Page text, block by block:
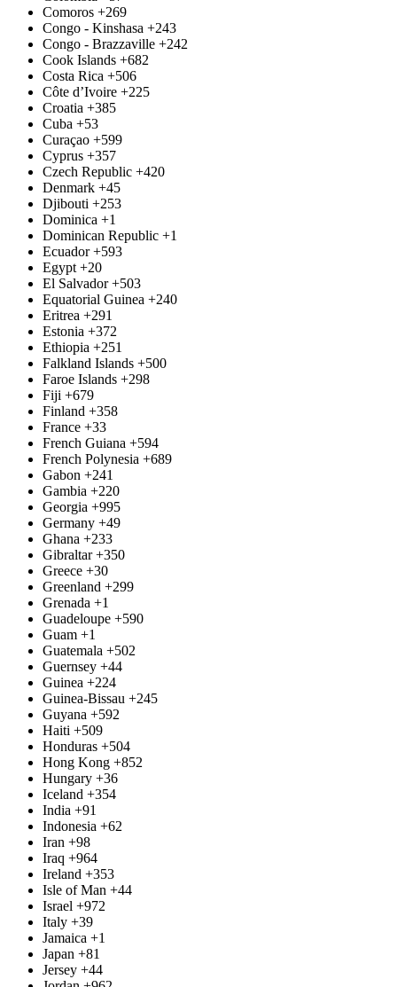
Comoros +269
Congo - Kinshasa +243
Congo - Brazzaville +242
Cook Islands +682
Costa Rica +506
Côte d’Ivoire +225
Croatia +385
Cuba +53
Curaçao +599
Cyprus +357
Czech Republic +420
Denmark +45
Djibouti +253
Dominica +1
Dominican Republic +1
Ecuador +593
Egypt +20
El Salvador +503
Equatorial Guinea +240
Eritrea +291
Estonia +372
Ethiopia +251
Falkland Islands +500
Faroe Islands +298
Fiji +679
Finland +358
France +33
French Guiana +594
French Polynesia +689
Gabon +241
Gambia +220
Georgia +995
Germany +49
Ghana +233
Gibraltar +350
Greece +30
Greenland +299
Grenada +1
Guadeloupe +590
Guam +1
Guatemala +502
Guernsey +44
Guinea +224
Guinea-Bissau +245
Guyana +592
Haiti +509
Honduras +504
Hong Kong +852
Hungary +36
Iceland +354
India +91
Indonesia +62
Iran +98
Iraq +964
Ireland +353
Isle of Man +44
Israel +972
Italy +39
Jamaica +1
Japan +81
Jersey +44